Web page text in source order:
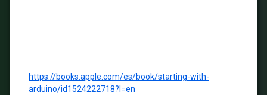
https://books.apple.com/es/book/starting-with-
arduino/id1524222718?l=en